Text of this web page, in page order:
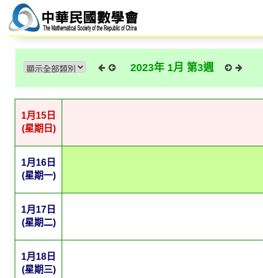
2023年 1月 第3週
1月15日
(星期日)
1月16日
(星期一)
1月17日
(星期二)
1月18日
(星期三)